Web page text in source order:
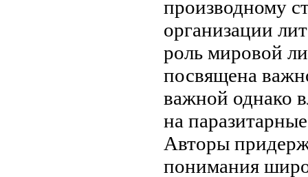
производному
организации
роль мировой
посвящена
важной однако
на
Авторы
понимания